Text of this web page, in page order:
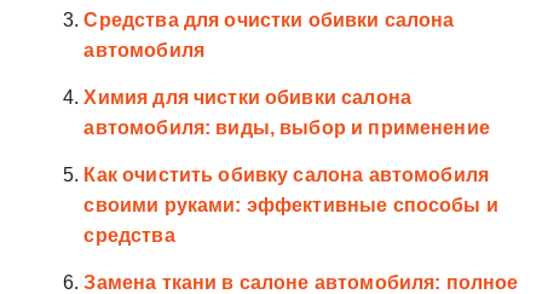
Средства для очистки обивки салона
автомобиля
Химия для чистки обивки салона
автомобиля: виды, выбор и применение
Как очистить обивку салона автомобиля
своими руками: эффективные способы и
средства
Замена ткани в салоне автомобиля: полное